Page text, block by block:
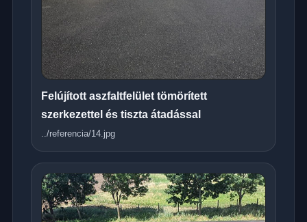
Felújított aszfaltfelület tömörített
szerkezettel és tiszta átadással
../referencia/14.jpg